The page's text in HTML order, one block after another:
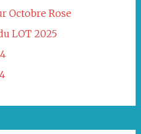
Octobre Rose
LOT 2025